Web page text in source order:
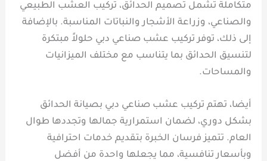
متكاملة تشمل تصميم الحدائق، تركيب العشب الطبيعي
والصناعي، وزراعة الأشجار والنباتات المناسبة. بالإضافة
إلى ذلك، توفر تركيب عشب صناعي دبي حلولاً مبتكرة
لتنسيق الحدائق بما يتناسب مع مختلف الميزانيات
والمساحات.
أيضا، تهتم تركيب عشب صناعي دبي بصيانة الحدائق
بشكل دوري، لضمان استمرارية جمالها وتجددها طوال
العام. تتميز فرسان الخبرة بتقديم خدمات احترافية
وبأسعار تنافسية، مما يجعلها واحدة من أفضل